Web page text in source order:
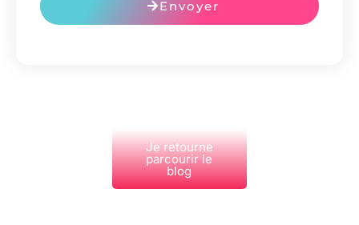
Envoyer
Je retourne
parcourir le
blog